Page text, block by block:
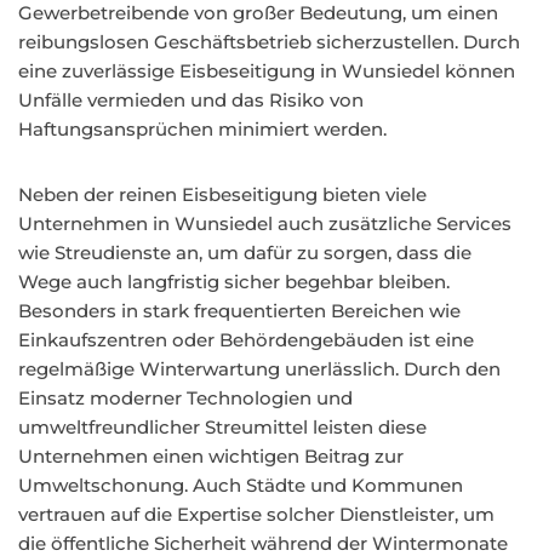
Gewerbetreibende von großer Bedeutung, um einen
reibungslosen Geschäftsbetrieb sicherzustellen. Durch
eine zuverlässige Eisbeseitigung in Wunsiedel können
Unfälle vermieden und das Risiko von
Haftungsansprüchen minimiert werden.
Neben der reinen Eisbeseitigung bieten viele
Unternehmen in Wunsiedel auch zusätzliche Services
wie Streudienste an, um dafür zu sorgen, dass die
Wege auch langfristig sicher begehbar bleiben.
Besonders in stark frequentierten Bereichen wie
Einkaufszentren oder Behördengebäuden ist eine
regelmäßige Winterwartung unerlässlich. Durch den
Einsatz moderner Technologien und
umweltfreundlicher Streumittel leisten diese
Unternehmen einen wichtigen Beitrag zur
Umweltschonung. Auch Städte und Kommunen
vertrauen auf die Expertise solcher Dienstleister, um
die öffentliche Sicherheit während der Wintermonate